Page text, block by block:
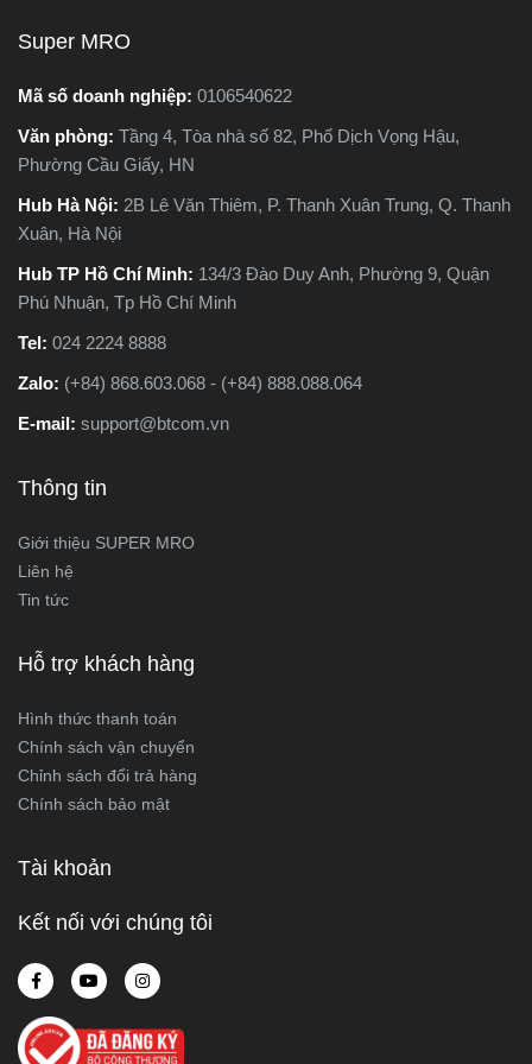
bài viết này, Super MRO sẽ
giúp bạn hiểu rõ sự khác
điểm và tư vấn chọn lựa
loại máy phù hợp nhất với
nhu cầu sử dụng thực tế.
Super MRO
Mã số doanh nghiệp: 0106540622
Văn phòng: Tầng 4, Tòa nhà số 82, Phố Dịch Vọng Hậu,
Phường Cầu Giấy, HN
Hub Hà Nội: 2B Lê Văn Thiêm, P. Thanh Xuân Trung, Q. Thanh
Xuân, Hà Nội
Hub TP Hồ Chí Minh: 134/3 Đào Duy Anh, Phường 9, Quận
Phú Nhuận, Tp Hồ Chí Minh
Tel: 024 2224 8888
Zalo: (+84) 868.603.068 - (+84) 888.088.064
E-mail: support@btcom.vn
Thông tin
Giới thiệu SUPER MRO
Liên hệ
Tin tức
Hỗ trợ khách hàng
Hình thức thanh toán
Chính sách vận chuyển
Chỉnh sách đổi trả hàng
Chính sách bảo mật
Tài khoản
Kết nối với chúng tôi